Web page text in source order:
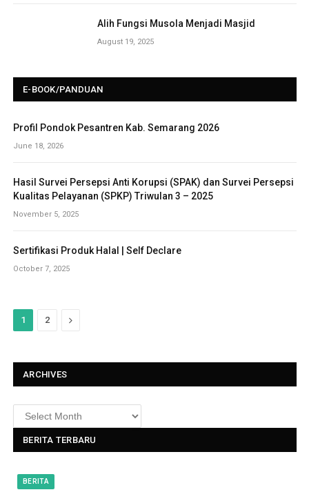
Alih Fungsi Musola Menjadi Masjid
August 19, 2025
E-BOOK/PANDUAN
Profil Pondok Pesantren Kab. Semarang 2026
June 18, 2026
Hasil Survei Persepsi Anti Korupsi (SPAK) dan Survei Persepsi
Kualitas Pelayanan (SPKP) Triwulan 3 – 2025
November 5, 2025
Sertifikasi Produk Halal | Self Declare
October 7, 2025
1 2
N
x
ARCHIVES
r
h
BERITA TERBARU
BERITA